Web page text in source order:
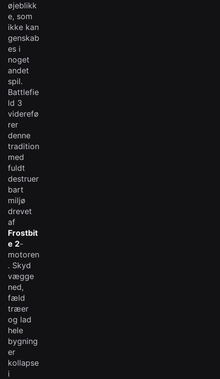
øjeblikk
e, som
ikke kan
genskab
es i
noget
andet
spil.
Battlefie
ld 3
viderefø
rer
denne
tradition
med
fuldt
destruer
bart
miljø
drevet
af
Frostbit
e 2-
motoren
. Skyd
vægge
ned,
fæld
træer
og lad
hele
bygning
er
kollapse
i